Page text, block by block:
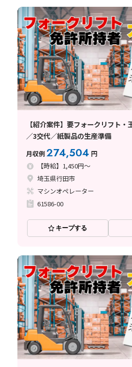
【紹介案件】要フォークリフト
／3交代／紙製品の生産準備
月収例274,504 円
【時給】1,450円～
埼玉県行田市
マシンオペレーター
61586-00
キープする